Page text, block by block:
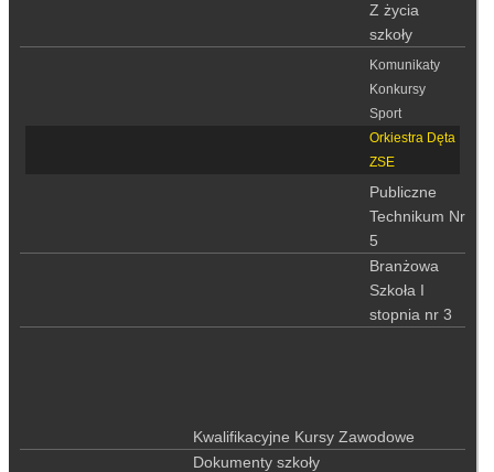
Z życia
szkoły
Komunikaty
Konkursy
Sport
Orkiestra Dęta
ZSE
Publiczne
Technikum Nr
5
Branżowa
Szkoła I
stopnia nr 3
Kwalifikacyjne Kursy Zawodowe
Dokumenty szkoły